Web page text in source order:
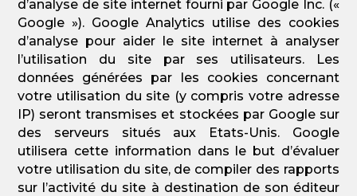
d’analyse de site internet fourni par Google Inc. («
Google »). Google Analytics utilise des cookies
d’analyse pour aider le site internet à analyser
l’utilisation du site par ses utilisateurs. Les
données générées par les cookies concernant
votre utilisation du site (y compris votre adresse
IP) seront transmises et stockées par Google sur
des serveurs situés aux Etats-Unis. Google
utilisera cette information dans le but d’évaluer
votre utilisation du site, de compiler des rapports
sur l’activité du site à destination de son éditeur